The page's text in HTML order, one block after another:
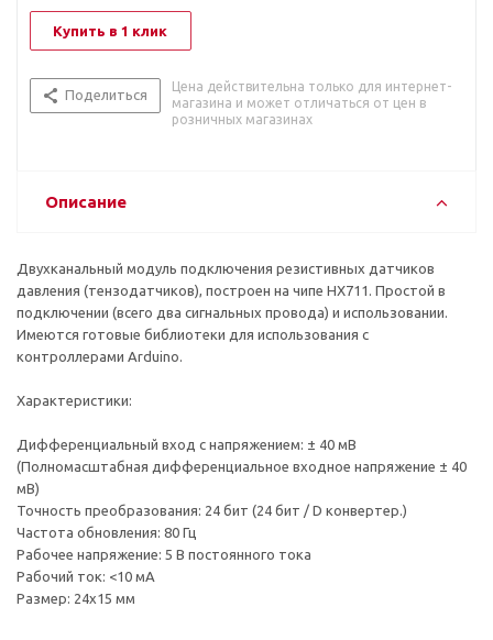
Купить в 1 клик
Поделиться
Цена действительна только для интернет-
магазина и может отличаться от цен в
розничных магазинах
Описание
Двухканальный модуль подключения резистивных датчиков
давления (тензодатчиков), построен на чипе HX711. Простой в
подключении (всего два сигнальных провода) и использовании.
Имеются готовые библиотеки для использования с
контроллерами Arduino.
Характеристики:
Дифференциальный вход с напряжением: ± 40 мВ
(Полномасштабная дифференциальное входное напряжение ± 40
мВ)
Точность преобразования: 24 бит (24 бит / D конвертер.)
Частота обновления: 80 Гц
Рабочее напряжение: 5 В постоянного тока
Рабочий ток: <10 мА
Размер: 24х15 мм